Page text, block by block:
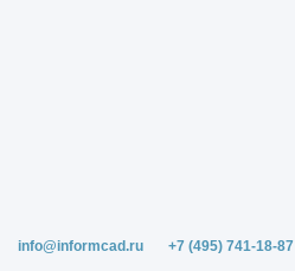
info@informcad.ru +7 (495) 741-18-87